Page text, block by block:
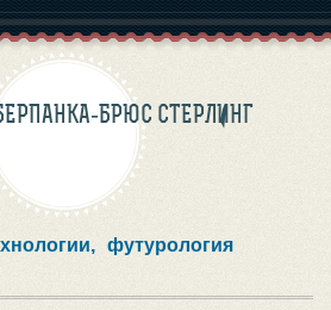
БРЮС СТЕРЛИНГ
футурология